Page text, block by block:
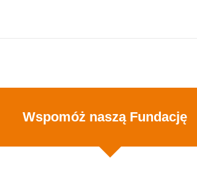
Wspomóż naszą Fundację